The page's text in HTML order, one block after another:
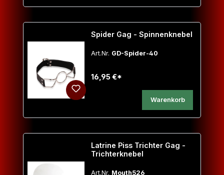
Spider Gag - Spinnenknebel
Art.Nr. GD-Spider-40
16,95 €*
Warenkorb
Latrine Piss Trichter Gag -
Trichterknebel
Art.Nr. Mouth526